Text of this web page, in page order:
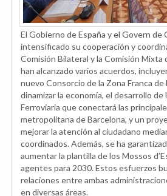
El Gobierno de España y el Govern de
intensificado su cooperación y
Comisión Bilateral y la Comisión Mixta
han alcanzado varios acuerdos,
nuevo Consorcio de la Zona Franca de
dinamizar la economía, el desarrollo de
Ferroviaria que conectará las
metropolitana de Barcelona, y un
mejorar la atención al ciudadano
coordinados. Además, se ha
aumentar la plantilla de los Mossos
agentes para 2030. Estos esfuerzos
relaciones entre ambas
en diversas áreas.